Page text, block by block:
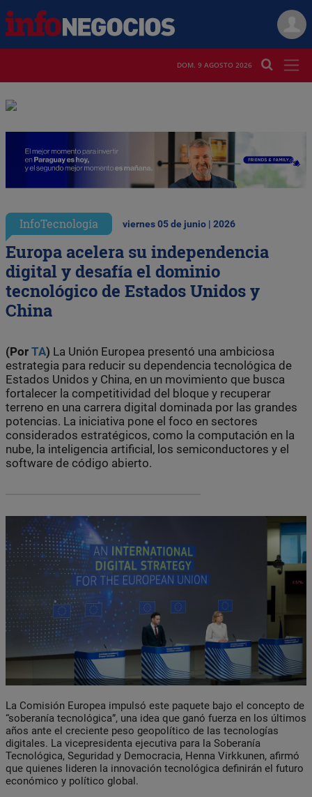
DOM. 9 AGOSTO 2026
InfoTecnología viernes 05 de junio | 2026
Europa acelera su independencia
digital y desafía el dominio
tecnológico de Estados Unidos y
China
(Por TA) La Unión Europea presentó una ambiciosa
estrategia para reducir su dependencia tecnológica de
Estados Unidos y China, en un movimiento que busca
fortalecer la competitividad del bloque y recuperar
terreno en una carrera digital dominada por las grandes
potencias. La iniciativa pone el foco en sectores
considerados estratégicos, como la computación en la
nube, la inteligencia artificial, los semiconductores y el
software de código abierto.
La Comisión Europea impulsó este paquete bajo el concepto de
“soberanía tecnológica”, una idea que ganó fuerza en los últimos
años ante el creciente peso geopolítico de las tecnologías
digitales. La vicepresidenta ejecutiva para la Soberanía
Tecnológica, Seguridad y Democracia, Henna Virkkunen, afirmó
que quienes lideren la innovación tecnológica definirán el futuro
económico y político global.